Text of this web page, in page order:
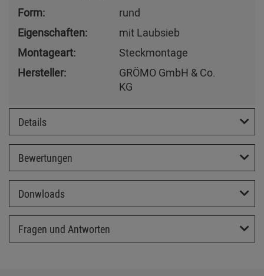
Form:
rund
Eigenschaften:
mit Laubsieb
Montageart:
Steckmontage
Hersteller:
GRÖMO GmbH & Co.
KG
Details
Bewertungen
Donwloads
Fragen und Antworten